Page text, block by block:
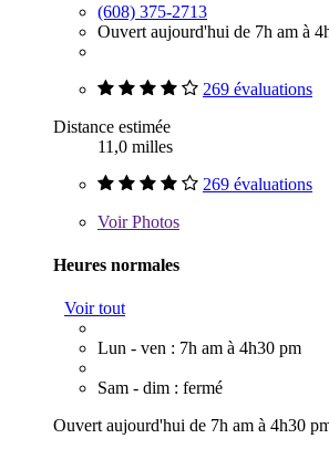
(608) 375-2713
Ouvert aujourd'hui de 7h am à
269 évaluations
Distance estimée
11,0 milles
269 évaluations
VoirPhotos
Heures normales
Voir tout
Lun - ven : 7h am à 4h30 pm
Sam - dim : fermé
Ouvert aujourd'hui de 7h am à 4h30